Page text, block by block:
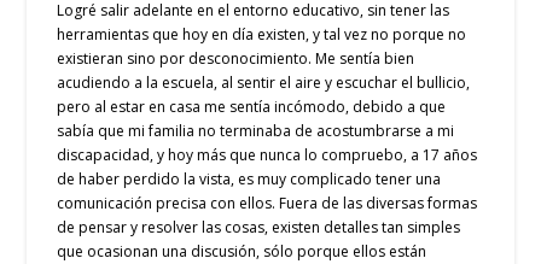
Logré salir adelante en el entorno educativo, sin tener las
herramientas que hoy en día existen, y tal vez no porque no
existieran sino por desconocimiento. Me sentía bien
acudiendo a la escuela, al sentir el aire y escuchar el bullicio,
pero al estar en casa me sentía incómodo, debido a que
sabía que mi familia no terminaba de acostumbrarse a mi
discapacidad, y hoy más que nunca lo compruebo, a 17 años
de haber perdido la vista, es muy complicado tener una
comunicación precisa con ellos. Fuera de las diversas formas
de pensar y resolver las cosas, existen detalles tan simples
que ocasionan una discusión, sólo porque ellos están